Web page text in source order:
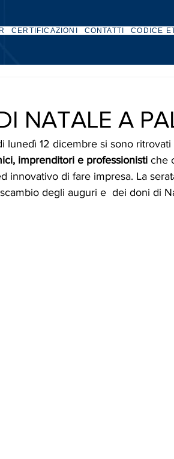
CERTIFICAZIONI CONTATTI CODICE
NATALE A
lunedì 12 dicembre si sono
imprenditori e professionisti che
innovativo di fare impresa. La
degli auguri e  dei doni di